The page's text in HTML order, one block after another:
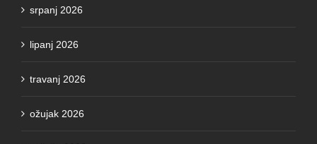
srpanj 2026
lipanj 2026
travanj 2026
ožujak 2026